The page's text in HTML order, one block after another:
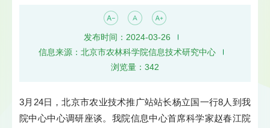
发布时间：2024-03-26
信息来源：北京市农林科学院信息技术研究中心
浏览量： 342
3月24日，北京市农业技术推广站站长杨立国一行8人到我
院中心中心调研座谈。我院信息中心首席科学家赵春江院